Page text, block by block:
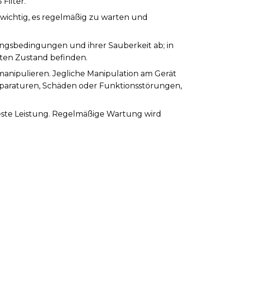
es regelmäßig zu warten und
und ihrer Sauberkeit ab; in
Zustand befinden.
Jegliche Manipulation am Gerät
Schäden oder Funktionsstörungen,
Leistung. Regelmäßige Wartung wird